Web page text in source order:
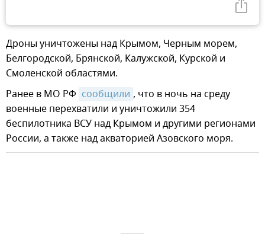
Дроны уничтожены над Крымом, Черным морем,
Белгородской, Брянской, Калужской, Курской и
Смоленской областями.
Ранее в МО РФ сообщили , что в ночь на среду
военные перехватили и уничтожили 354
беспилотника ВСУ над Крымом и другими регионами
России, а также над акваторией Азовского моря.